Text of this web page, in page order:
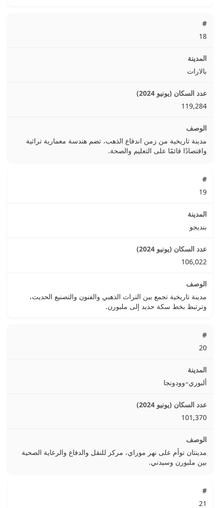
18
بالارات
119,284
مدينة تاريخية من زمن اندفاع الذهب، تضم هندسة معمارية تراثية
واقتصادًا قائمًا على التعليم والصحة.
19
بنديجو
106,022
مدينة تاريخية تجمع بين التراث الذهبي والفنون والتصنيع الحديث،
وترتبط بخط سكة حديد إلى ملبورن.
20
ألبوري–وودونجا
101,370
مدينتان توأم على نهر موراي، مركز للنقل والدفاع والرعاية الصحية
بين ملبورن وسيدني.
21